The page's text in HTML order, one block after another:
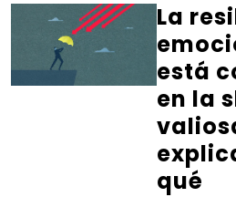
La
está
en la
qué